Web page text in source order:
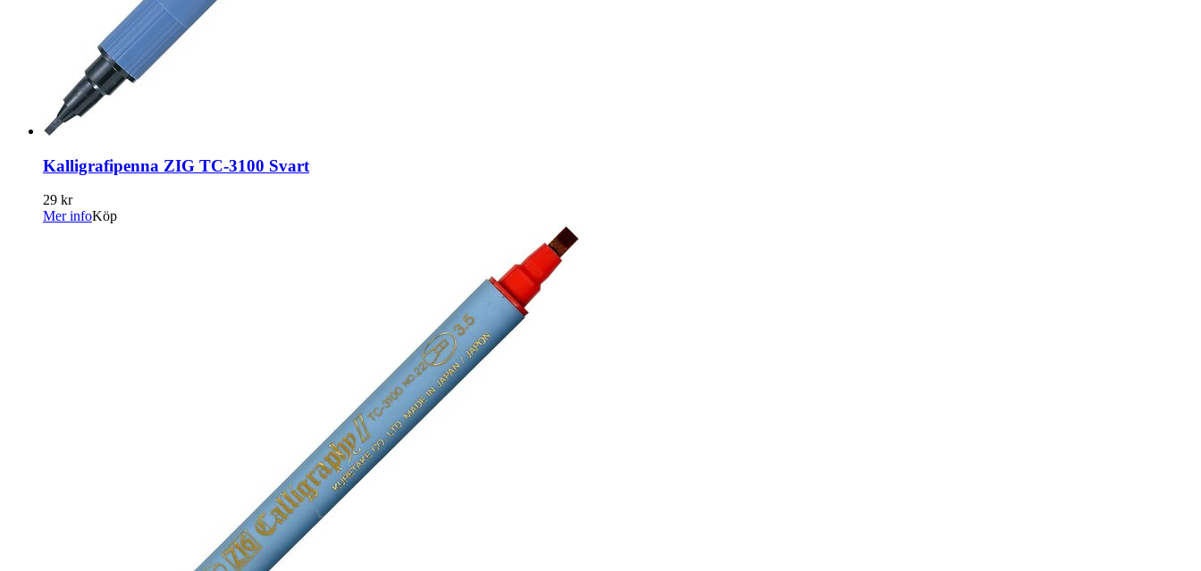
Kalligrafipenna ZIG TC-3100 Svart
29 kr
Mer infoKöp